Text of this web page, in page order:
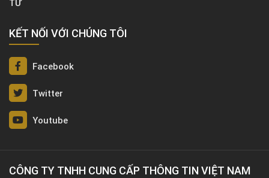
thoại
BÁO GIÁ DỊCH VỤ THÁM
TỬ
KẾT NỐI VỚI CHÚNG TÔI
Facebook
Youtube